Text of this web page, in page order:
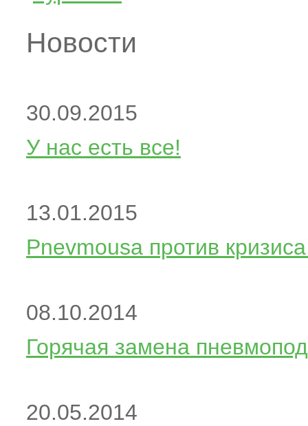
Новости
30.09.2015
У нас есть все!
13.01.2015
Pnevmousa против
08.10.2014
Горячая замена
20.05.2014